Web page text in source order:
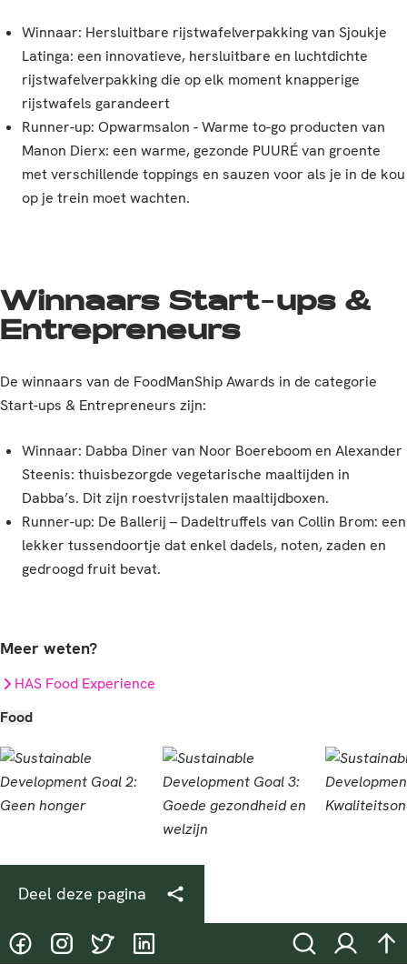
Winnaar: Hersluitbare rijstwafelverpakking van Sjoukje
Latinga: een innovatieve, hersluitbare en luchtdichte
rijstwafelverpakking die op elk moment knapperige
rijstwafels garandeert
Runner-up: Opwarmsalon - Warme to-go producten van
Manon Dierx: een warme, gezonde PUURÉ van groente
met verschillende toppings en sauzen voor als je in de kou
op je trein moet wachten.
Winnaars Start-ups &
Entrepreneurs
De winnaars van de FoodManShip Awards in de categorie
Start-ups & Entrepreneurs zijn:
Winnaar: Dabba Diner van Noor Boereboom en Alexander
Steenis: thuisbezorgde vegetarische maaltijden in
Dabba’s. Dit zijn roestvrijstalen maaltijdboxen.
Runner-up: De Ballerij – Dadeltruffels van Collin Brom: een
lekker tussendoortje dat enkel dadels, noten, zaden en
gedroogd fruit bevat.
Meer weten?
HAS Food Experience
Food
Deel deze pagina
@HASgreenacademy
@HASgreenacademy
@greenacademyHAS
@HASgreenacademy ZoekenInloggen